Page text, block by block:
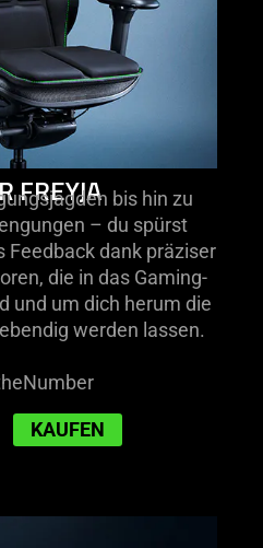
FREYJA bis hin zu
– du spürst
dank präziser
die in das Gaming-
und um dich herum die
werden lassen.
KAUFEN